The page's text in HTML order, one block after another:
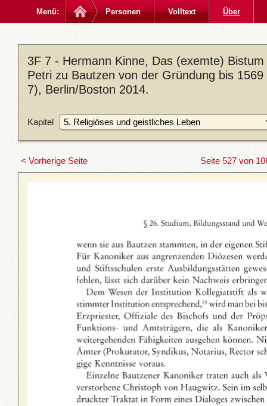
Menü: Personen Volltext Über
3F 7 - Hermann Kinne, Das (exemte)
Petri zu Bautzen von der Gründung bis
7), Berlin/Boston 2014.
Kapitel
< Vorherige Seite Seite 527 von